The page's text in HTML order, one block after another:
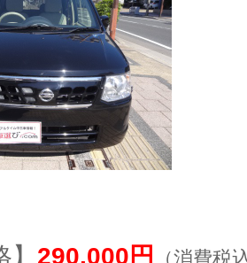
290,000円 （消費税